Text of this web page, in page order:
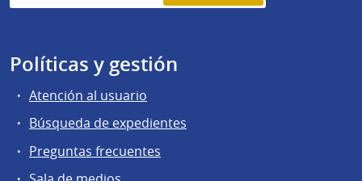
Políticas y gestión
Atención al usuario
Búsqueda de expedientes
Preguntas frecuentes